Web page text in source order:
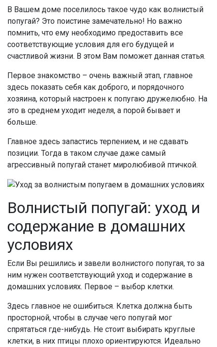
В Вашем доме поселилось такое чудо как волнистый
попугай? Это поистине замечательно! Но важно
помнить, что ему необходимо предоставить все
соответствующие условия для его будущей и
счастливой жизни. В этом Вам поможет данная статья.
Первое знакомство – очень важный этап, главное
здесь показать себя как доброго, и порядочного
хозяина, который настроен к попугаю дружелюбно. На
это в среднем уходит неделя, а порой бывает и
больше.
Главное здесь запастись терпением, и не сдавать
позиции. Тогда в таком случае даже самый
агрессивный попугай станет миролюбивой птичкой.
Волнистый попугай: уход и
содержание в домашних
условиях
Если Вы решились и завели волнистого попугая, то за
ним нужен соответствующий уход и содержание в
домашних условиях. Первое – выбор клетки.
Здесь главное не ошибиться. Клетка должна быть
просторной, чтобы в случае чего попугай мог
спрятаться где-нибудь. Не стоит выбирать круглые
клетки, в них птицы плохо ориентируются. Идеально